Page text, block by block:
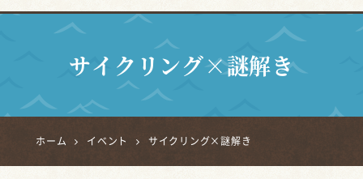
サイクリング×謎解き
ホーム イベント サイクリング×謎解き